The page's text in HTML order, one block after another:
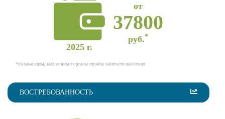
2025 г.
от
37800
руб.*
*по вакансиям, заявленным в органы службы занятости населения
ВОСТРЕБОВАННОСТЬ